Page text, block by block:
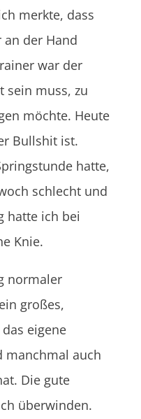
merkte, dass
der Hand
war der
sein muss, zu
möchte. Heute
Bullshit ist.
hatte,
schlecht und
hatte ich bei
Knie.
normaler
großes,
eigene
manchmal auch
Die gute
überwinden.